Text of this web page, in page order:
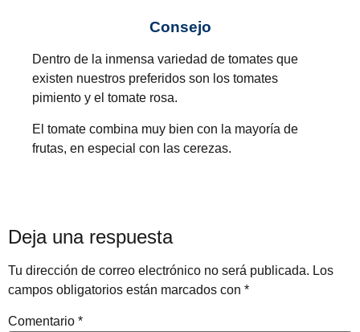
Consejo
Dentro de la inmensa variedad de tomates que
existen nuestros preferidos son los tomates
pimiento y el tomate rosa.
El tomate combina muy bien con la mayoría de
frutas, en especial con las cerezas.
Deja una respuesta
Tu dirección de correo electrónico no será publicada. Los
campos obligatorios están marcados con *
Comentario *